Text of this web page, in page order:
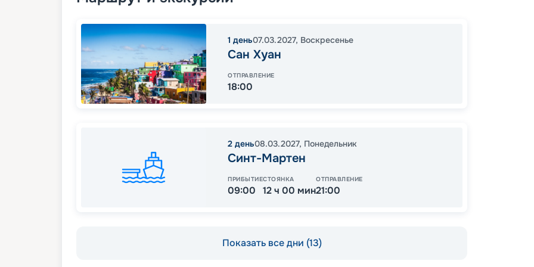
1 день07.03.2027, Воскресенье
Сан Хуан
ОТПРАВЛЕНИЕ
18:00
2 день08.03.2027, Понедельник
Синт-Мартен
ПРИБЫТИЕ
09:00
СТОЯНКА
12 ч 00 мин
ОТПРАВЛЕНИЕ
21:00
Показать все дни (13)